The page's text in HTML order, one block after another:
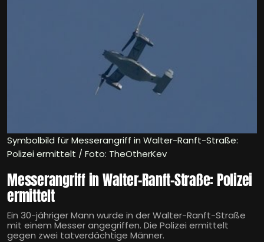
Symbolbild für Messerangriff in Walter-Ranft-Straße:
Polizei ermittelt / Foto: TheOtherKev
Messerangriff in Walter-Ranft-Straße: Polizei
ermittelt
Ein 30-jähriger Mann wurde in der Walter-Ranft-Straße
mit einem Messer angegriffen. Die Polizei ermittelt
gegen zwei tatverdächtige Männer.